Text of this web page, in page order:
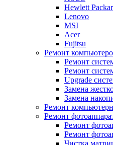
Hewlett
Lenovo
MSI
Acer
Fujitsu
Ремонт
Ремонт
Ремонт
Upgrade
Замена
Замена
Ремонт
Ремонт
Ремонт
Ремонт
Чистка